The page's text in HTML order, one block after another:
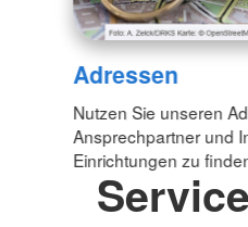
Adressen
Nutzen Sie unseren
Ansprechpartner und
Einrichtungen zu